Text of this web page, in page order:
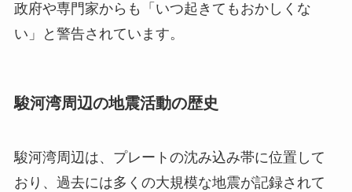
政府や専門家からも「いつ起きてもおかしくな
い」と警告されています。
駿河湾周辺の地震活動の歴史
駿河湾周辺は、プレートの沈み込み帯に位置して
おり、過去には多くの大規模な地震が記録されて